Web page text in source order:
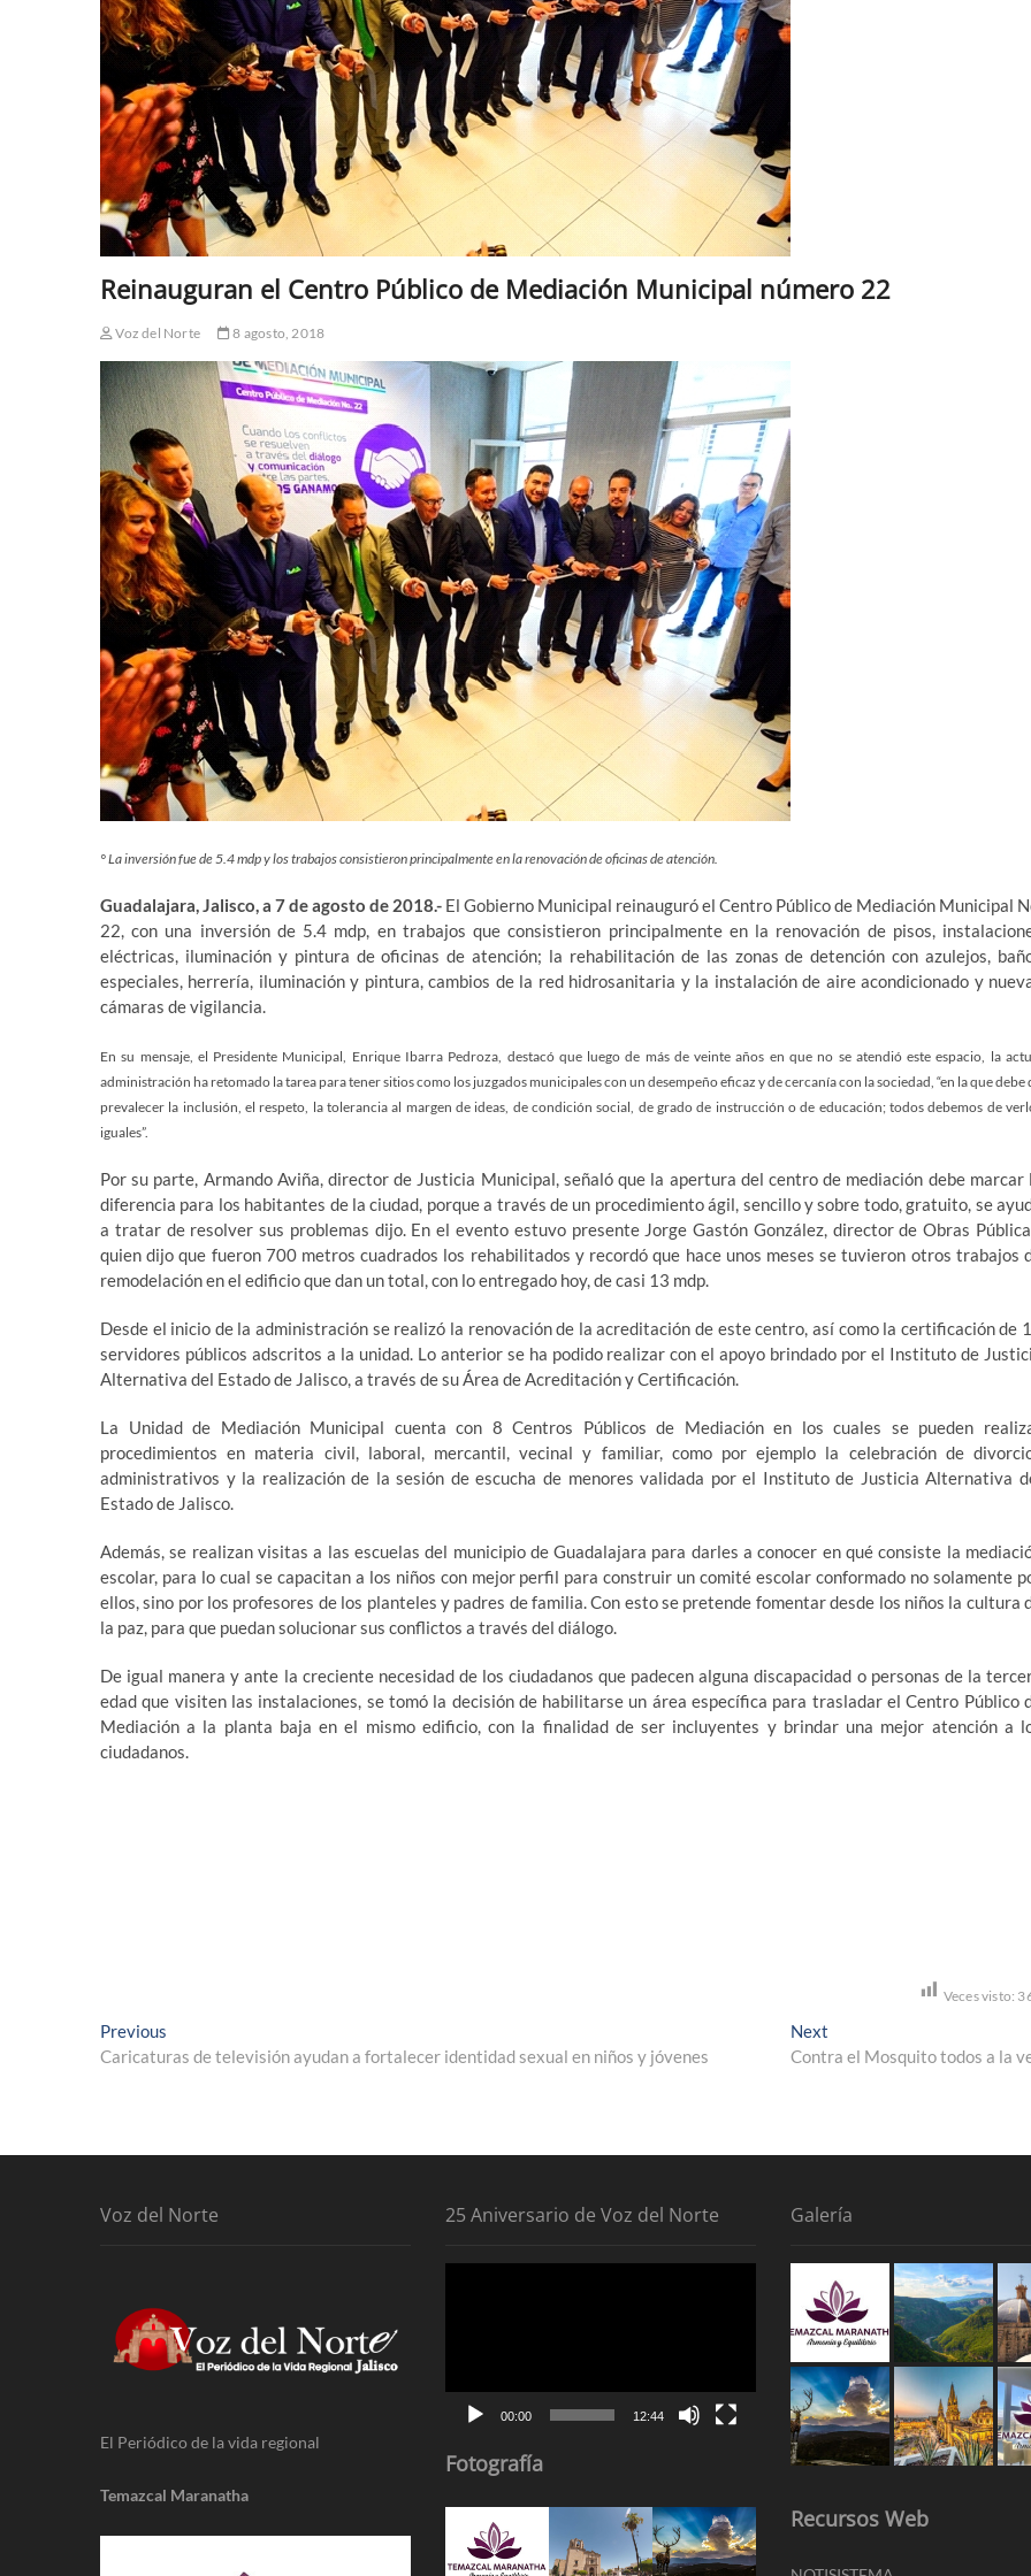
Reinauguran el Centro Público de Mediación Municipal número 22
Voz del Norte 8 agosto, 2018
° La inversión fue de 5.4 mdp y los trabajos consistieron principalmente en la renovación de oficinas de atención.
Guadalajara, Jalisco, a 7 de agosto de 2018.- El Gobierno Municipal reinauguró el Centro Público de Mediación Municipal
22, con una inversión de 5.4 mdp, en trabajos que consistieron principalmente en la renovación de pisos,
eléctricas, iluminación y pintura de oficinas de atención; la rehabilitación de las zonas de detención con azulejos,
especiales, herrería, iluminación y pintura, cambios de la red hidrosanitaria y la instalación de aire acondicionado y
cámaras de vigilancia.
En su mensaje, el Presidente Municipal, Enrique Ibarra Pedroza, destacó que luego de más de veinte años en que no se atendió este espacio, la
administración ha retomado la tarea para tener sitios como los juzgados municipales con un desempeño eficaz y de cercanía con la sociedad, “en la que debe
prevalecer la inclusión, el respeto, la tolerancia al margen de ideas, de condición social, de grado de instrucción o de educación; todos debemos de
iguales”.
Por su parte, Armando Aviña, director de Justicia Municipal, señaló que la apertura del centro de mediación debe marcar
diferencia para los habitantes de la ciudad, porque a través de un procedimiento ágil, sencillo y sobre todo, gratuito, se
a tratar de resolver sus problemas dijo. En el evento estuvo presente Jorge Gastón González, director de Obras
quien dijo que fueron 700 metros cuadrados los rehabilitados y recordó que hace unos meses se tuvieron otros trabajos
remodelación en el edificio que dan un total, con lo entregado hoy, de casi 13 mdp.
Desde el inicio de la administración se realizó la renovación de la acreditación de este centro, así como la certificación de
servidores públicos adscritos a la unidad. Lo anterior se ha podido realizar con el apoyo brindado por el Instituto de
Alternativa del Estado de Jalisco, a través de su Área de Acreditación y Certificación.
La Unidad de Mediación Municipal cuenta con 8 Centros Públicos de Mediación en los cuales se pueden
procedimientos en materia civil, laboral, mercantil, vecinal y familiar, como por ejemplo la celebración de
administrativos y la realización de la sesión de escucha de menores validada por el Instituto de Justicia Alternativa
Estado de Jalisco.
Además, se realizan visitas a las escuelas del municipio de Guadalajara para darles a conocer en qué consiste la
escolar, para lo cual se capacitan a los niños con mejor perfil para construir un comité escolar conformado no solamente
ellos, sino por los profesores de los planteles y padres de familia. Con esto se pretende fomentar desde los niños la cultura
la paz, para que puedan solucionar sus conflictos a través del diálogo.
De igual manera y ante la creciente necesidad de los ciudadanos que padecen alguna discapacidad o personas de la
edad que visiten las instalaciones, se tomó la decisión de habilitarse un área específica para trasladar el Centro Público
Mediación a la planta baja en el mismo edificio, con la finalidad de ser incluyentes y brindar una mejor atención a
ciudadanos.
Veces visto:
Navegación
de
Previous
post:
Caricaturas de televisión ayudan a fortalecer identidad sexual en niños y jóvenes
Next
post:
Contra el Mosquito todos a la
Voz del Norte
El Periódico de la vida regional
Temazcal Maranatha
25 Aniversario de Voz del Norte
00:00 12:44
Fotografía
Galería
Recursos Web